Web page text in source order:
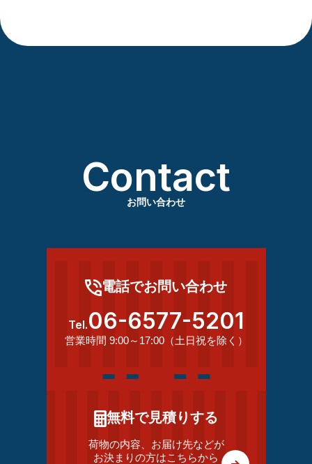
Contact
お問い合わせ
電話でお問い合わせ
Tel.06-6577-5201
営業時間 9:00～17:00（土日祝を除く）
無料で見積りする
荷物の内容、お届け先などが
お決まりの方はこちらから